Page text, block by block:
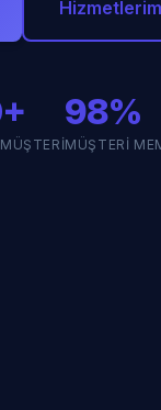
98%
MÜŞTERI